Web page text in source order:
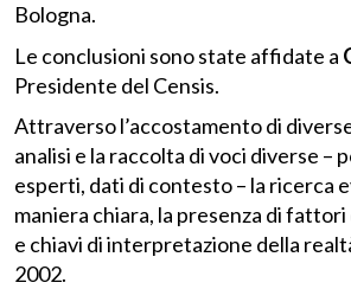
Bologna.
Le conclusioni sono state affidate a
Presidente del Censis.
Attraverso l’accostamento di
analisi e la raccolta di voci diverse –
esperti, dati di contesto – la ricerca
maniera chiara, la presenza di
e chiavi di interpretazione della
2002.